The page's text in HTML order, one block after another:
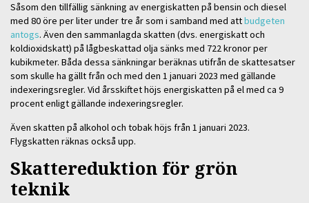
Såsom den tillfällig sänkning av energiskatten på bensin och diesel
med 80 öre per liter under tre år som i samband med attbudgeten
antogs. Även den sammanlagda skatten (dvs. energiskatt och
koldioxidskatt) på lågbeskattad olja sänks med 722 kronor per
kubikmeter. Båda dessa sänkningar beräknas utifrån de skattesatser
som skulle ha gällt från och med den 1 januari 2023 med gällande
indexeringsregler. Vid årsskiftet höjs energiskatten på el med ca 9
procent enligt gällande indexeringsregler.
Även skatten på alkohol och tobak höjs från 1 januari 2023.
Flygskatten räknas också upp.
Skattereduktion för grön
teknik